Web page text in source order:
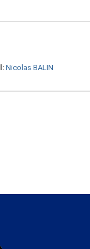
Nicolas BALIN